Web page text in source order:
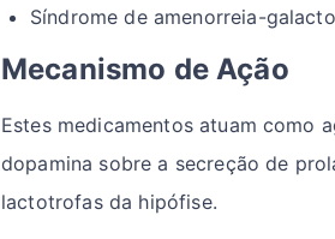
Síndrome de amenorreia-
Mecanismo de Ação
Estes medicamentos atuam como
dopamina sobre a secreção de
lactotrofas da hipófise.